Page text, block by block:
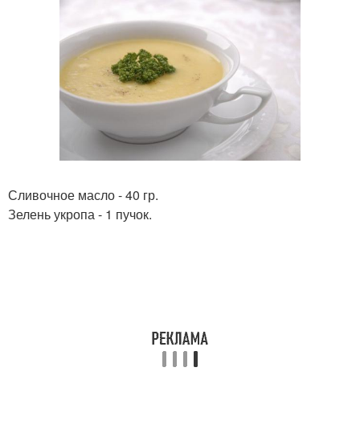
Сливочное масло - 40 гр.
Зелень укропа - 1 пучок.